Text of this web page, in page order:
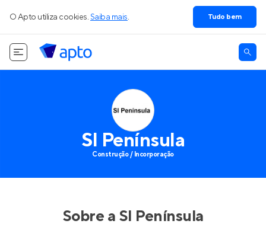
O Apto utiliza cookies. Saiba mais. Tudo bem
SI Península
Construção / Incorporação
Sobre a SI Península